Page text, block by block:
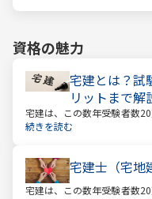
資格の魅力
宅建とは？試
リットまで解
宅建は、この数年受験者数
産業に携わる人をはじめ、他
続きを読む
宅建士（宅地
宅建は、この数年受験者数